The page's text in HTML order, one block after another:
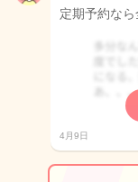
定期予約な
4月9日